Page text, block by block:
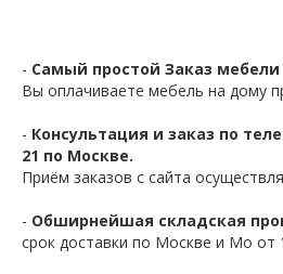
- Самый простой Заказ
Вы оплачиваете мебель на дому
- Консультация и заказ по
21 по Москве.
Приём заказов с сайта
- Обширнейшая складская
срок доставки по Москве и Мо от